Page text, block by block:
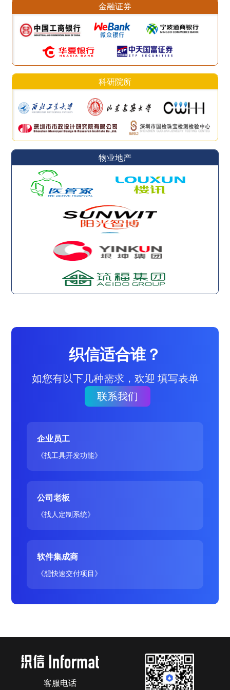
金融证券
科研院所
物业地产
织信适合谁？
如您有以下几种需求，欢迎 填写表单
联系我们
企业员工
《找工具开发功能》
公司老板
《找人定制系统》
软件集成商
《想快速交付项目》
客服电话